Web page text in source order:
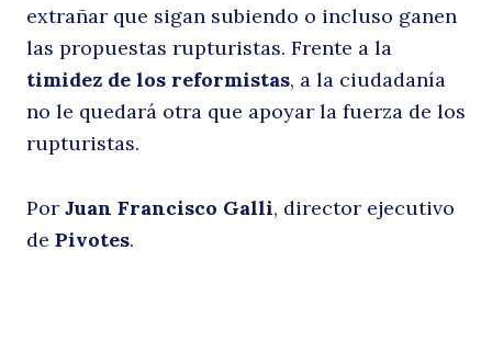
extrañar que sigan subiendo o incluso ganen
las propuestas rupturistas. Frente a la
timidez de los reformistas, a la ciudadanía
no le quedará otra que apoyar la fuerza de los
rupturistas.
Por Juan Francisco Galli, director ejecutivo
de Pivotes.